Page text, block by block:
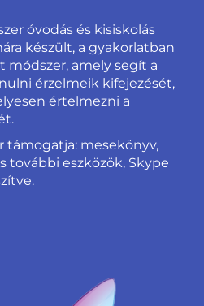
óvodás és kisiskolás
készült, a gyakorlatban
módszer, amely segít a
érzelmeik kifejezését,
értelmezni a
támogatja: mesekönyv,
további eszközök, Skype